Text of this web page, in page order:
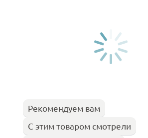
Рекомендуем вам
С этим товаром смотрели